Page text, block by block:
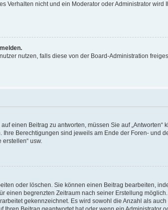
Verhalten nicht und ein Moderator oder Administrator wird
nutzen, falls diese von der Board-Administration
einen Beitrag zu antworten, müssen Sie auf „Antworten“
Berechtigungen sind jeweils am Ende der Foren- und
erstellen“ usw.
oder löschen. Sie können einen Beitrag bearbeiten,
einen begrenzten Zeitraum nach seiner Erstellung
gekennzeichnet. Es wird sowohl die Anzahl als auch